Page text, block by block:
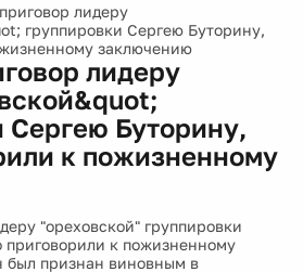
лидеру
группировки Сергею Буторину,
заключению
лидеру
Сергею Буторину,
к пожизненному
"ореховской" группировки
приговорили к пожизненному
был признан виновным в